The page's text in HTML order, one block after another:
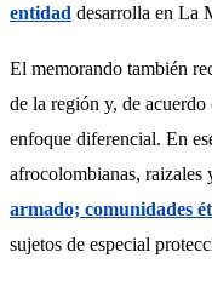
entidad desarrolla en La
El memorando también
de la región y, de
enfoque diferencial. En
afrocolombianas, raizales
armado; comunidades
sujetos de especial